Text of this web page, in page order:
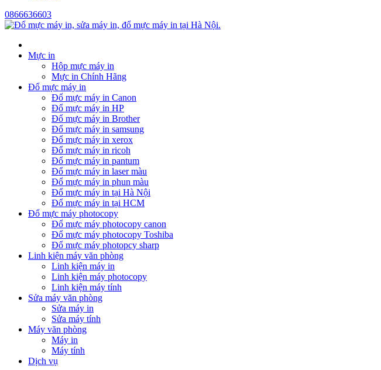
0866636603
Mực in
Hộp mực máy in
Mực in Chính Hãng
Đổ mực máy in
Đổ mực máy in Canon
Đổ mực máy in HP
Đổ mực máy in Brother
Đổ mực máy in samsung
Đổ mực máy in xerox
Đổ mực máy in ricoh
Đổ mực máy in pantum
Đổ mực máy in laser màu
Đổ mực máy in phun màu
Đổ mực máy in tại Hà Nội
Đổ mực máy in tại HCM
Đổ mực máy photocopy
Đổ mực máy photocopy canon
Đổ mực máy photocopy Toshiba
Đổ mực máy photopcy sharp
Linh kiện máy văn phòng
Linh kiện máy in
Linh kiện máy photocopy
Linh kiện máy tính
Sửa máy văn phòng
Sửa máy in
Sửa máy tính
Máy văn phòng
Máy in
Máy tính
Dịch vụ